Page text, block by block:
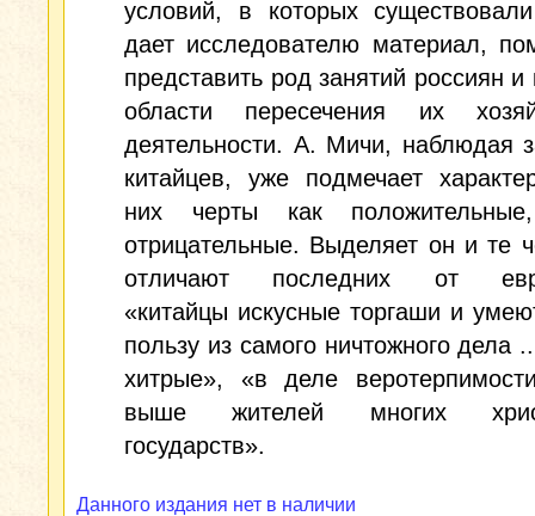
условий, в которых
дает исследователю материал,
представить род занятий россиян и
области пересечения их
деятельности. А. Мичи, наблюдая
китайцев, уже подмечает
них черты как
отрицательные. Выделяет он и те
отличают последних от
«китайцы искусные торгаши и
пользу из самого ничтожного дела
хитрые», «в деле
выше жителей многих
государств».
Данного издания нет в наличии